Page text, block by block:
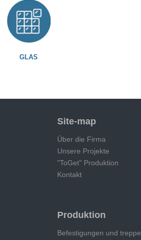
GLAS
Site-map
Über die Firma
Unsere Projekte
"ToGet" Produktion
Kontakt
Produktion
Befestigungen und treppe